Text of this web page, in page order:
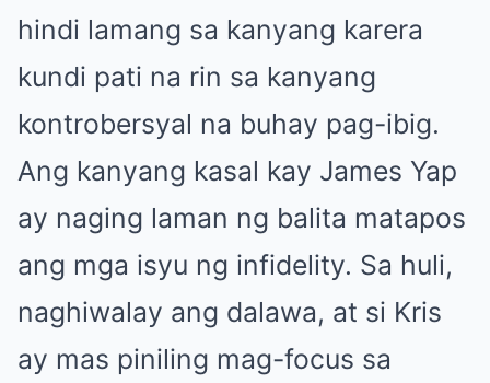
hindi lamang sa kanyang karera
kundi pati na rin sa kanyang
kontrobersyal na buhay pag-ibig.
Ang kanyang kasal kay James Yap
ay naging laman ng balita matapos
ang mga isyu ng infidelity. Sa huli,
naghiwalay ang dalawa, at si Kris
ay mas piniling mag-focus sa